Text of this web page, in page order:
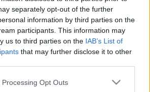
separately opt-out of the further
information by third parties on the
participants. This information may
us to third parties on the IAB’s List of
that may further disclose it to other
website/app uses one or more Google
Opt Outs
, αλλά και του Νίκου
προπονητή των
επιβληθεί το πρόστιμο
από τηΔΕΑΒ, ενώ ο
του επέβαλε ακόμα